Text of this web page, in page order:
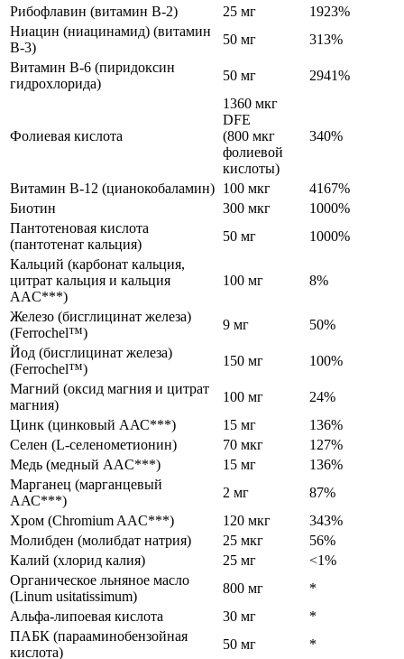
Рибофлавин (витамин B-2)
25 мг
1923%
Ниацин (ниацинамид) (витамин
B-3)
50 мг
313%
Витамин B-6 (пиридоксин
гидрохлорида)
50 мг 2941%
Фолиевая кислота
1360 мкг
DFE
(800 мкг
фолиевой
кислоты)
340%
Витамин B-12 (цианокобаламин) 100 мкг
4167%
Биотин
300 мкг
1000%
Пантотеновая кислота
(пантотенат кальция)
50 мг
1000%
Кальций (карбонат кальция,
цитрат кальция и кальция
AAC***)
100 мг 8%
Железо (бисглицинат железа)
(Ferrochel™)
9 мг
50%
Йод (бисглицинат железа)
(Ferrochel™)
150 мг
100%
Магний (оксид магния и цитрат
магния)
100 мг
24%
Цинк (цинковый ААС***)
15 мг
136%
Селен (L-селенометионин)
70 мкг
127%
Медь (медный AAC***)
15 мг
136%
Марганец (марганцевый
ААС***)
2 мг
87%
Хром (Chromium AAC***)
120 мкг
343%
Молибден (молибдат натрия)
25 мкг
56%
Калий (хлорид калия)
25 мг
<1%
Органическое льняное масло
(Linum usitatissimum)
800 мг
*
Альфа-липоевая кислота
30 мг
*
ПАБК (парааминобензойная
кислота)
50 мг
*